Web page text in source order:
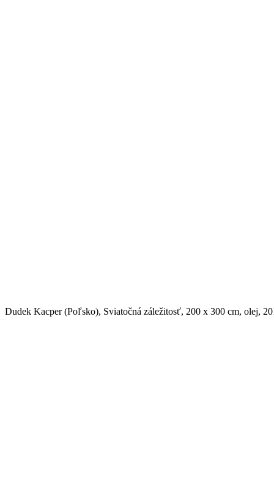
Dudek Kacper (Poľsko), Sviatočná záležitosť, 200 x 300 cm, olej,